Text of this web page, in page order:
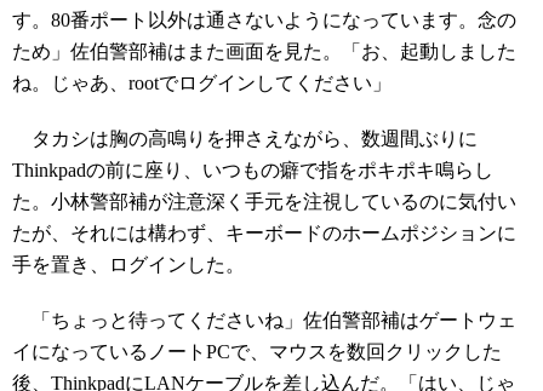
す。80番ポート以外は通さないようになっています。念の
ため」佐伯警部補はまた画面を見た。「お、起動しました
ね。じゃあ、rootでログインしてください」
タカシは胸の高鳴りを押さえながら、数週間ぶりに
Thinkpadの前に座り、いつもの癖で指をポキポキ鳴らし
た。小林警部補が注意深く手元を注視しているのに気付い
たが、それには構わず、キーボードのホームポジションに
手を置き、ログインした。
「ちょっと待ってくださいね」佐伯警部補はゲートウェ
イになっているノートPCで、マウスを数回クリックした
後、ThinkpadにLANケーブルを差し込んだ。「はい、じゃ